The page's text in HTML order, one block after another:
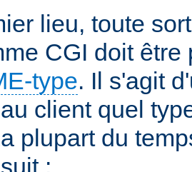
lieu, toute
CGI doit être
type. Il s'agit
client quel
plupart du
: